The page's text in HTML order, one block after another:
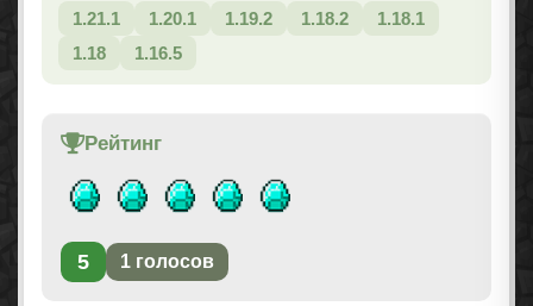
1.21.1
1.20.1 1.19.2 1.18.2
1.18.1
1.18
1.16.5
Рейтинг
5 1 голосов